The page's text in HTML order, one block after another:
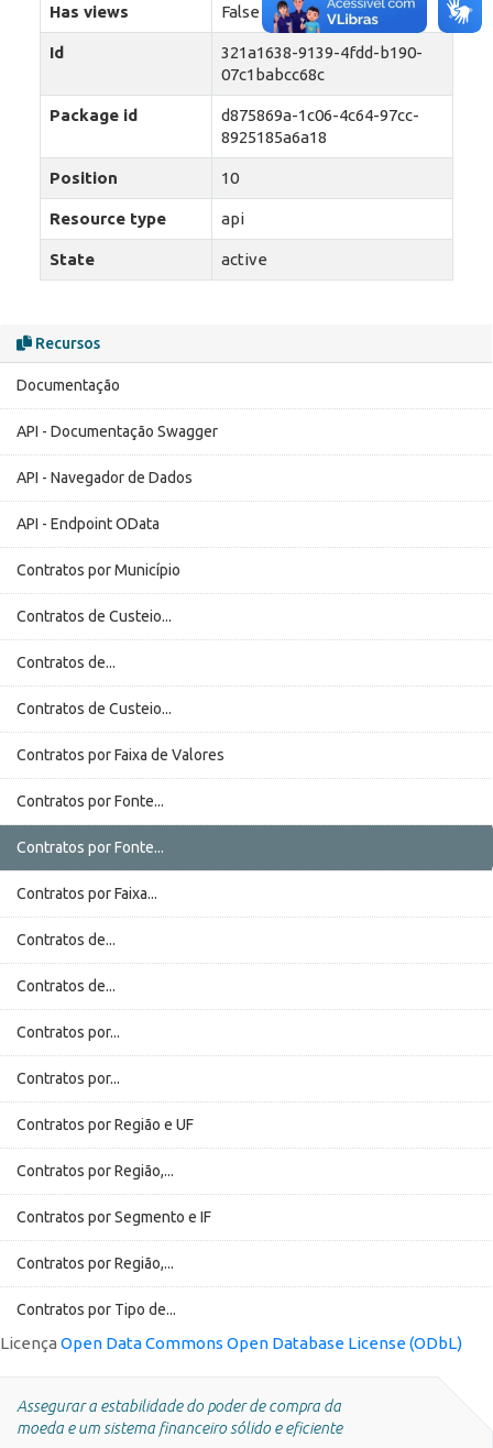
Recursos
Documentação
API - Documentação Swagger
API - Navegador de Dados
API - Endpoint OData
Contratos por Município
Contratos de Custeio...
Contratos de...
Contratos de Custeio...
Contratos por Faixa de Valores
Contratos por Fonte...
Contratos por Fonte...
Contratos por Faixa...
Contratos de...
Contratos de...
Contratos por...
Contratos por...
Contratos por Região e UF
Contratos por Região,...
Contratos por Segmento e IF
Contratos por Região,...
Contratos por Tipo de...
Licença Open Data Commons Open Database License (ODbL)
Has views False
Id
321a1638-9139-4fdd-b190-
07c1babcc68c
Package id
d875869a-1c06-4c64-97cc-
8925185a6a18
Position 10
Resource type api
State active
Assegurar a estabilidade do poder de compra da
moeda e um sistema financeiro sólido e eficiente